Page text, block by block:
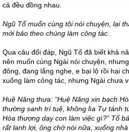
cả đều đồng nhau.
Ngũ Tổ muốn cùng tôi nói chuyện, lại
mới bảo theo chúng làm công tác.
Qua câu đối đáp, Ngũ Tổ đã biết khả
nên muốn cùng Ngài nói chuyện,
đông, đang lắng nghe, e bại lộ rồi hại
xuống làm công tác, nhưng Ngài chưa
Huệ Năng thưa: “Huệ Năng xin bạch
thường sanh trí tuệ, không lìa Tự tánh
Hòa thượng dạy con làm việc gì?” Tổ
rất lanh lợi, ông chớ nói nữa, xuống nhà